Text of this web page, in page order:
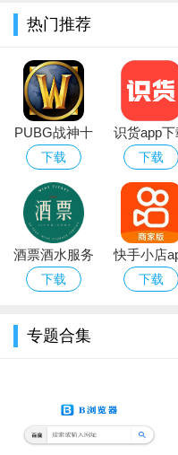
2.丰富的模板素材，以
热门推荐
PUBG战神十
字架下载安卓
免费版
下载
识货app下
官方正版最
版本
下载
酒票酒水服务
app
下载
快手小店
官方下载
下载
专题合集